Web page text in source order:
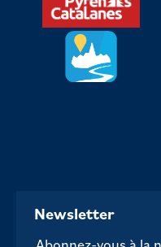
Newsletter